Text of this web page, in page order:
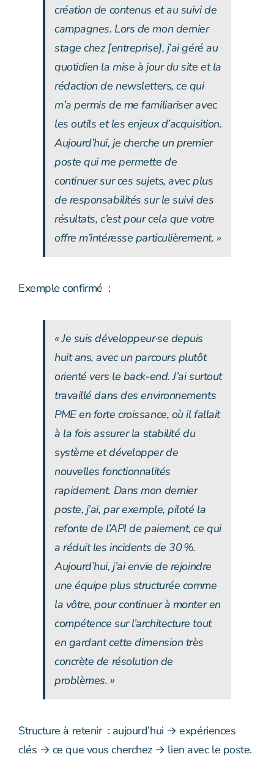
création de contenus et au suivi de
campagnes. Lors de mon dernier
stage chez [entreprise], j’ai géré au
quotidien la mise à jour du site et la
rédaction de newsletters, ce qui
m’a permis de me familiariser avec
les outils et les enjeux d’acquisition.
Aujourd’hui, je cherche un premier
poste qui me permette de
continuer sur ces sujets, avec plus
de responsabilités sur le suivi des
résultats, c’est pour cela que votre
offre m’intéresse particulièrement. »
Exemple confirmé :
« Je suis développeur·se depuis
huit ans, avec un parcours plutôt
orienté vers le back-end. J’ai surtout
travaillé dans des environnements
PME en forte croissance, où il fallait
à la fois assurer la stabilité du
système et développer de
nouvelles fonctionnalités
rapidement. Dans mon dernier
poste, j’ai, par exemple, piloté la
refonte de l’API de paiement, ce qui
a réduit les incidents de 30 %.
Aujourd’hui, j’ai envie de rejoindre
une équipe plus structurée comme
la vôtre, pour continuer à monter en
compétence sur l’architecture tout
en gardant cette dimension très
concrète de résolution de
problèmes. »
Structure à retenir : aujourd’hui → expériences
clés → ce que vous cherchez → lien avec le poste.